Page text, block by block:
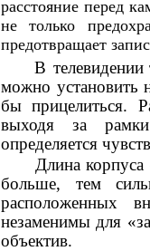
расстояние перед
не только
предотвращает
В
можно установить
бы прицелиться.
выходя за рамки
определяется
Длина
больше, тем
расположенных
незаменимы для
объектив.